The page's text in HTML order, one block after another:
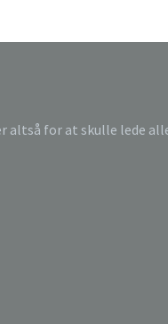
altså for at skulle lede